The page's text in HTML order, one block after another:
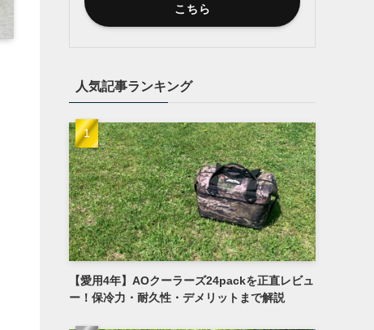
こちら
人気記事ランキング
【愛用4年】AOクーラーズ24packを正直レビュ
ー！保冷力・耐久性・デメリットまで解説